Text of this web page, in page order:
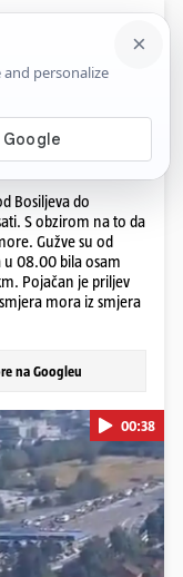
Komentari
iz zraka
Bosiljeva do
S obzirom na to da
Gužve su od
u 08.00 bila osam
Pojačan je priljev
mora iz smjera
na Googleu
00:38